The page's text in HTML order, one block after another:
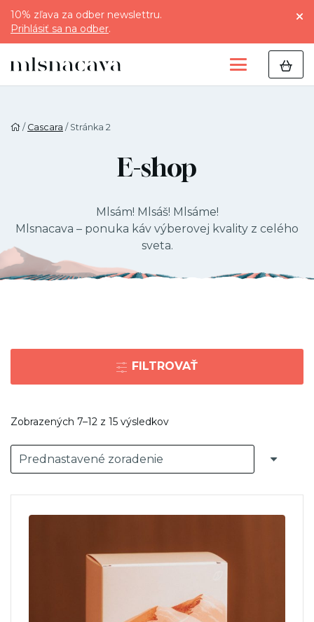
10% zľava za odber newslettru.
Prihlásiť sa na odber.
/ Cascara / Stránka 2
E-shop
Mlsám! Mlsáš! Mlsáme!
Mlsnacava – ponuka káv výberovej kvality z celého
sveta.
FILTROVAŤ
Zobrazených 7–12 z 15 výsledkov